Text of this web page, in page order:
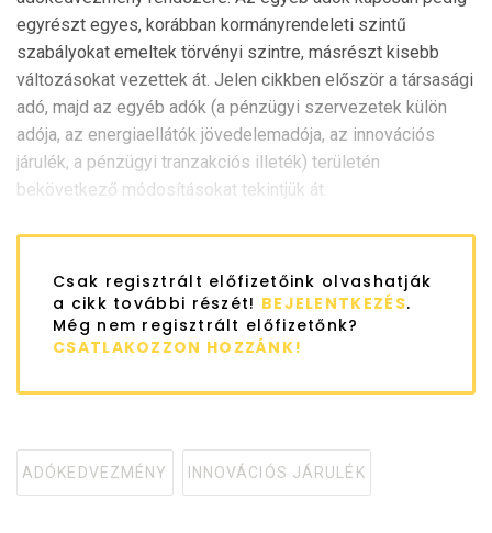
egyrészt egyes, korábban kormányrendeleti szintű
szabályokat emeltek törvényi szintre, másrészt kisebb
változásokat vezettek át. Jelen cikkben először a társasági
adó, majd az egyéb adók (a pénzügyi szervezetek külön
adója, az energiaellátók jövedelemadója, az innovációs
járulék, a pénzügyi tranzakciós illeték) területén
bekövetkező módosításokat tekintjük át.
Csak regisztrált előfizetőink olvashatják
a cikk további részét! BEJELENTKEZÉS.
Még nem regisztrált előfizetőnk?
CSATLAKOZZON HOZZÁNK!
Tagged
ADÓKEDVEZMÉNY INNOVÁCIÓS JÁRULÉK